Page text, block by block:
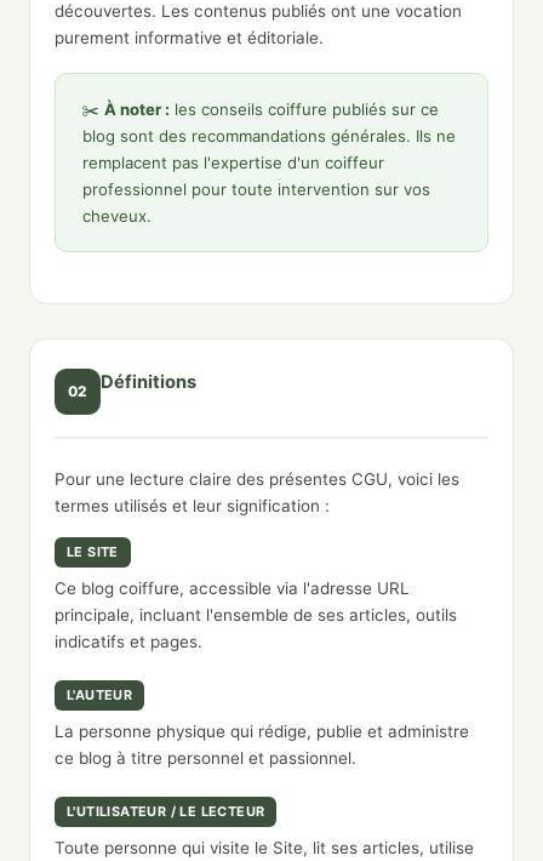
découvertes. Les contenus publiés ont une vocation
purement informative et éditoriale.
✂️ À noter : les conseils coiffure publiés sur ce
blog sont des recommandations générales. Ils ne
remplacent pas l'expertise d'un coiffeur
professionnel pour toute intervention sur vos
cheveux.
02 Définitions
Pour une lecture claire des présentes CGU, voici les
termes utilisés et leur signification :
LE SITE
Ce blog coiffure, accessible via l'adresse URL
principale, incluant l'ensemble de ses articles, outils
indicatifs et pages.
L'AUTEUR
La personne physique qui rédige, publie et administre
ce blog à titre personnel et passionnel.
L'UTILISATEUR / LE LECTEUR
Toute personne qui visite le Site, lit ses articles, utilise